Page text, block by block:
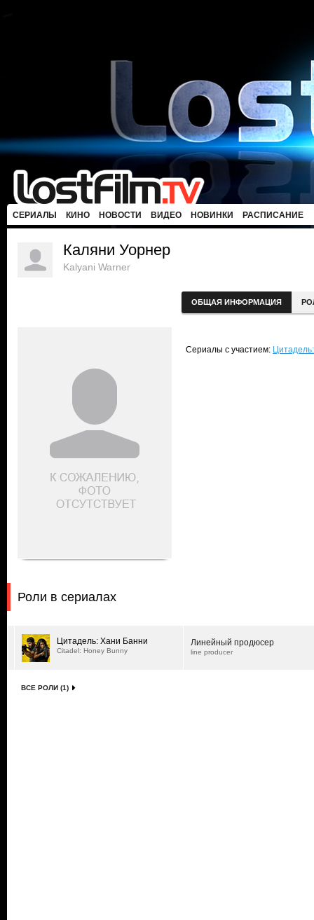
СЕРИАЛЫ КИНО НОВОСТИ ВИДЕО НОВИНКИ РАСПИСАНИЕ
Каляни Уорнер
Kalyani Warner
ОБЩАЯ ИНФОРМАЦИЯ
Сериалы с участием:
Роли в сериалах
Цитадель: Хани Банни
Citadel: Honey Bunny
Линейный продюсер
line producer
ВСЕ РОЛИ (1)